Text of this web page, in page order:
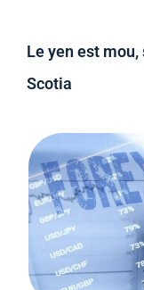
Le yen est
Scotia